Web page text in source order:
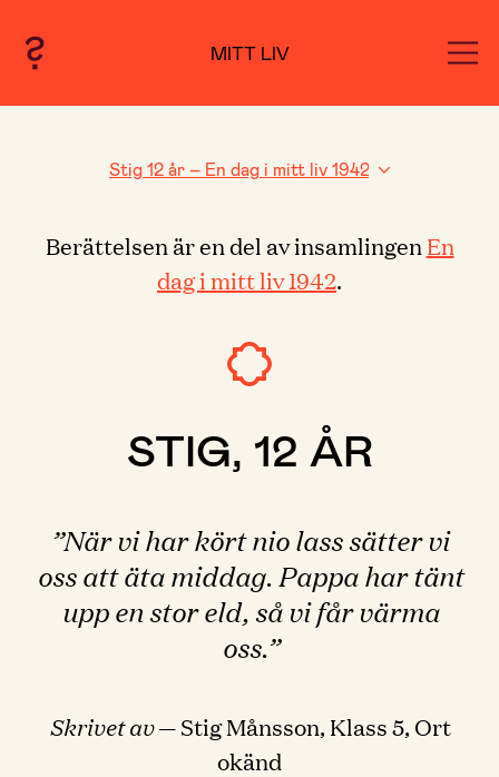
MITT LIV
Berättelsen är en del av insamlingen En
dag i mitt liv 1942.
STIG, 12 ÅR
”När vi har kört nio lass sätter vi
oss att äta middag. Pappa har tänt
upp en stor eld, så vi får värma
oss.”
Skrivet av— Stig Månsson, Klass 5, Ort
okänd